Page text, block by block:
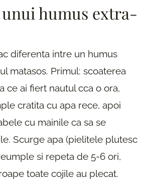
humus extra-
diferenta intre un humus
matasos. Primul: scoaterea
ce ai fiert nautul cca o ora,
cratita cu apa rece, apoi
cu mainile ca sa se
Scurge apa (pielitele plutesc
si repeta de 5-6 ori,
toate cojile au plecat.